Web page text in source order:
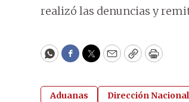
realizó las denuncias y
WhatsApp
Facebook
Twitter
EmailCopyPrint
Aduanas Dirección